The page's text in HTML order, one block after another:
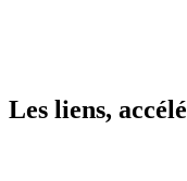
Les liens,